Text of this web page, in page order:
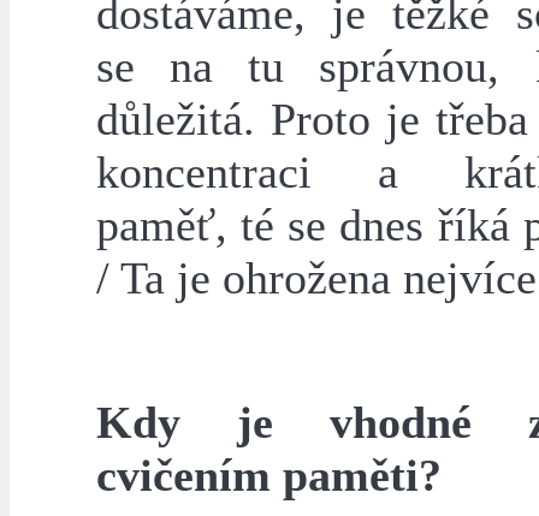
dostáváme, je těžké
se na tu správnou,
důležitá. Proto je
koncentraci a
paměť, té se dnes říká
/ Ta je ohrožena
Kdy je vhodné
cvičením paměti?